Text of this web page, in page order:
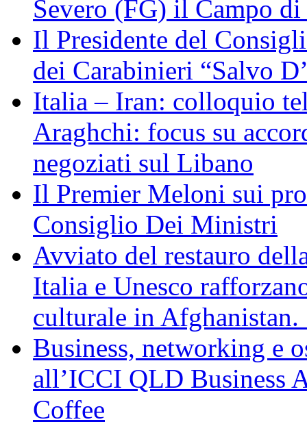
Severo (FG) il Campo
Il Presidente del
dei Carabinieri “Salvo
Italia – Iran: colloquio
Araghchi: focus su
negoziati sul Libano
Il Premier Meloni sui
Consiglio Dei Ministri
Avviato del restauro
Italia e Unesco
culturale in
Business, networking e
all’ICCI QLD Business
Coffee